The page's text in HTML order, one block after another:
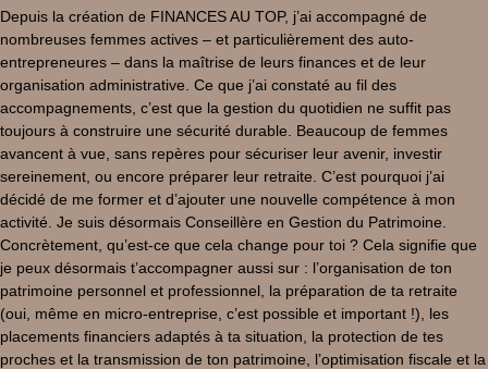
Depuis la création de FINANCES AU TOP, j’ai accompagné de
nombreuses femmes actives – et particulièrement des auto-
entrepreneures – dans la maîtrise de leurs finances et de leur
organisation administrative. Ce que j’ai constaté au fil des
accompagnements, c’est que la gestion du quotidien ne suffit pas
toujours à construire une sécurité durable. Beaucoup de femmes
avancent à vue, sans repères pour sécuriser leur avenir, investir
sereinement, ou encore préparer leur retraite. C’est pourquoi j’ai
décidé de me former et d’ajouter une nouvelle compétence à mon
activité. Je suis désormais Conseillère en Gestion du Patrimoine.
Concrètement, qu’est-ce que cela change pour toi ? Cela signifie que
je peux désormais t’accompagner aussi sur : l’organisation de ton
patrimoine personnel et professionnel, la préparation de ta retraite
(oui, même en micro-entreprise, c’est possible et important !), les
placements financiers adaptés à ta situation, la protection de tes
proches et la transmission de ton patrimoine, l’optimisation fiscale et la